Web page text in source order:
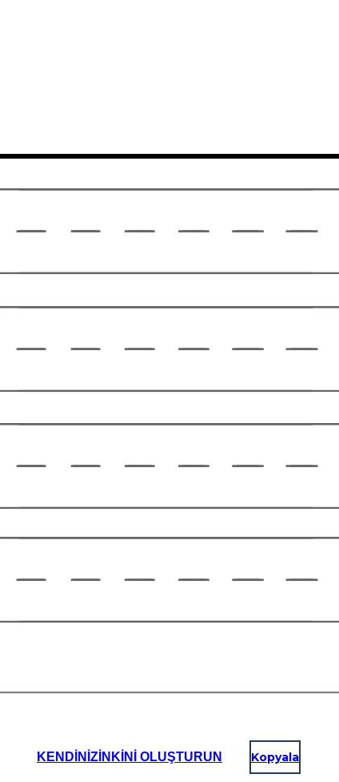
KENDINIZINKINI OLUŞTURUN Kopyala